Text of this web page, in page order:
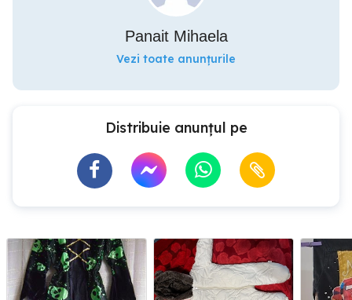
Panait Mihaela
Vezi toate anunțurile
Distribuie anunțul pe